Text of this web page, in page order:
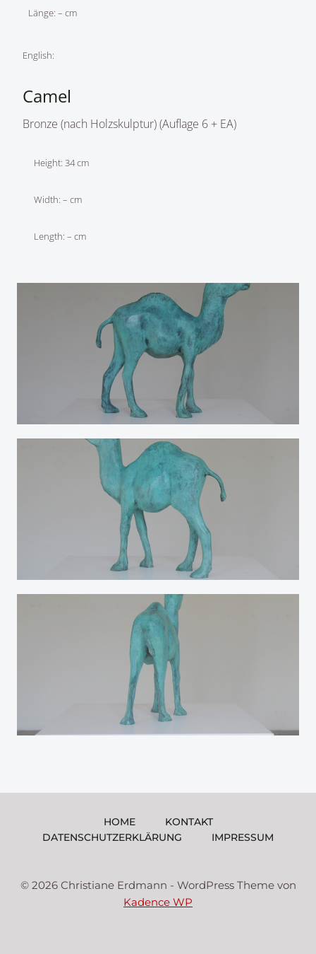
Länge: – cm
English:
Camel
Bronze (nach Holzskulptur) (Auflage 6 + EA)
Height: 34 cm
Width: – cm
Length: – cm
HOME
KONTAKT
DATENSCHUTZERKLÄRUNG
IMPRESSUM
© 2026 Christiane Erdmann - WordPress Theme von
Kadence WP